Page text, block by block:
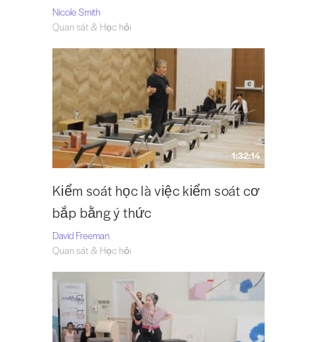
Nicole Smith
Quan sát & Học hỏi
1:32:14
Kiểm soát học là việc kiểm soát cơ
bắp bằng ý thức
David Freeman
Quan sát & Học hỏi